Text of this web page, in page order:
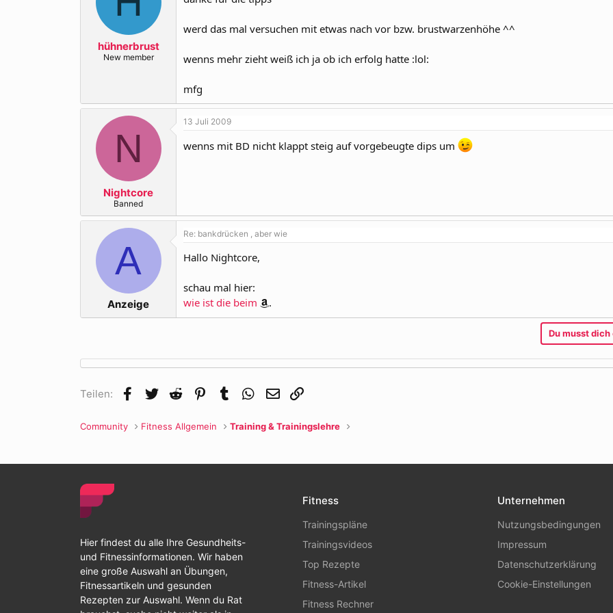
hühnerbrust
New member
werd das mal versuchen mit etwas nach vor bzw. brustwarzenhöhe ^^
wenns mehr zieht weiß ich ja ob ich erfolg hatte :lol:
mfg
N
Nightcore
Banned
13 Juli 2009
wenns mit BD nicht klappt steig auf vorgebeugte dips um
A
Anzeige
Re: bankdrücken , aber wie
Hallo Nightcore,
schau mal hier:
wie ist die beim
.
Du musst
Teilen: Facebook
Twitter Reddit PinterestTumblrWhatsApp
E-Mail
Community Fitness Allgemein Training & Trainingslehre
Hier findest du alle Ihre Gesundheits-
und Fitnessinformationen. Wir haben
eine große Auswahl an Übungen,
Fitnessartikeln und gesunden
Rezepten zur Auswahl. Wenn du Rat
Fitness
Trainingspläne
Trainingsvideos
Top Rezepte
Fitness-Artikel
Fitness Rechner
Unternehmen
Nutzungsbedingungen
Impressum
Datenschutzerklärung
Cookie-Einstellungen